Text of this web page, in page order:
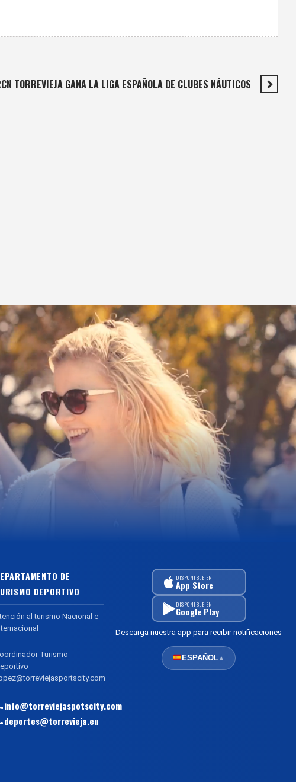
TORREVIEJA GANA LA LIGA ESPAÑOLA DE CLUBES NÁUTICOS
DE
DEPORTIVO
al turismo Nacional e
Turismo
info@torreviejaspotscity.com
deportes@torrevieja.eu
DISPONIBLE EN
App Store
DISPONIBLE EN
Google Play
Descarga nuestra app para recibir notificaciones
ESPAÑOL▲